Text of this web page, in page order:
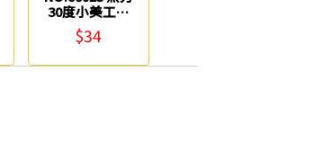
30度小美工刀
片 ABEL力大
$34